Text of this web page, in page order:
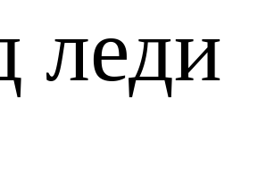
леди